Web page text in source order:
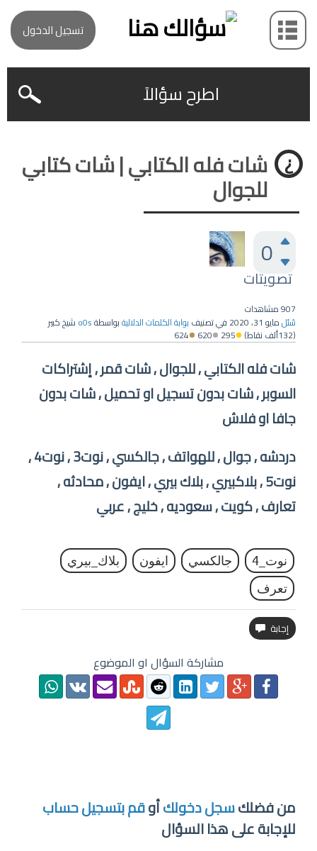
تسجيل الدخول
اطرح سؤالاً
شات فله الكتابي | شات كتابي
للجوال
0
تصويتات
907مشاهدات
سُئلمايو 31، 2020 في تصنيف بوابة الكلمات الدلاليةبواسطةo0s شيخ كبير
(132ألف نقاط) 295
620
624
شات فله الكتابي , للجوال , شات قمر , إشتراكات
السوبر , شات بدون تسجيل او تحميل , شات بدون
جافا او فلاش
دردشه , جوال , للهواتف , جالكسي , نوت3 , نوت4 ,
نوت5 , بلاكبيري , بلاك بيري , ايفون , محادثه ,
تعارف , كويت , سعوديه , خليج , عربي
نوت_4 جالكسي ايفون
بلاك_بيري
تعرف
مشاركة السؤال او الموضوع
من فضلكسجل دخولكأوقم بتسجيل حساب
للإجابة على هذا السؤال